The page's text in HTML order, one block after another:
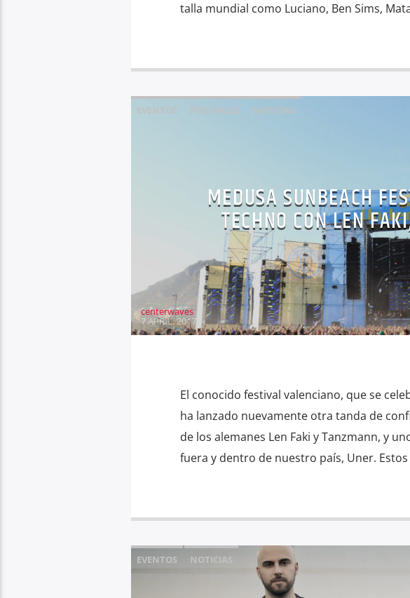
talla mundial como Luciano, Ben Sims,
FESTIVALES NOTICIAS
MEDUSA SUNBEACH
TECHNO CON LEN
centerwaves
7 APRIL, 2017
El conocido festival valenciano, que se
ha lanzado nuevamente otra tanda de
de los alemanes Len Faki y Tanzmann, y
fuera y dentro de nuestro país, Uner.
EVENTOS NOTICIAS